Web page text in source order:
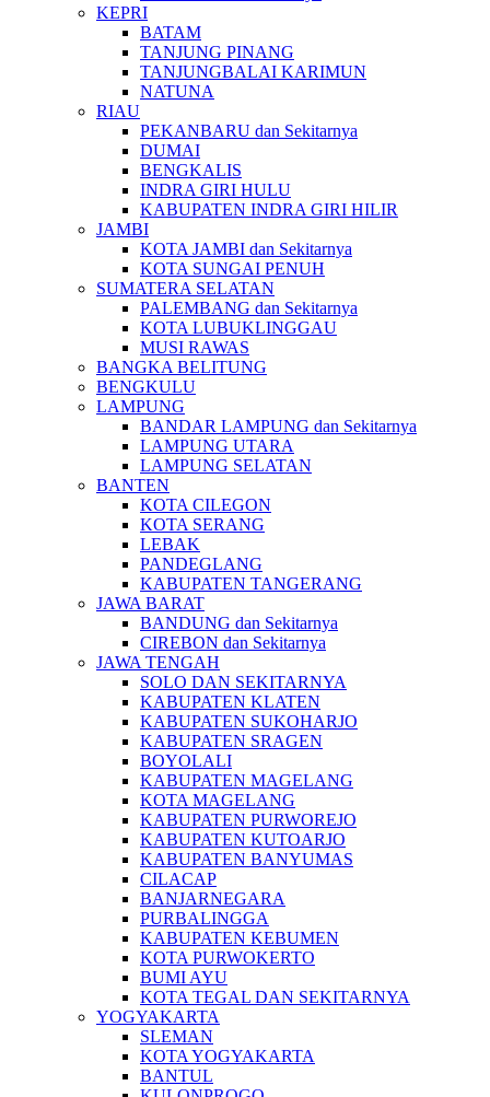
KEPRI
BATAM
TANJUNG PINANG
TANJUNGBALAI KARIMUN
NATUNA
RIAU
PEKANBARU dan Sekitarnya
DUMAI
BENGKALIS
INDRA GIRI HULU
KABUPATEN INDRA GIRI HILIR
JAMBI
KOTA JAMBI dan Sekitarnya
KOTA SUNGAI PENUH
SUMATERA SELATAN
PALEMBANG dan Sekitarnya
KOTA LUBUKLINGGAU
MUSI RAWAS
BANGKA BELITUNG
BENGKULU
LAMPUNG
BANDAR LAMPUNG dan Sekitarnya
LAMPUNG UTARA
LAMPUNG SELATAN
BANTEN
KOTA CILEGON
KOTA SERANG
LEBAK
PANDEGLANG
KABUPATEN TANGERANG
JAWA BARAT
BANDUNG dan Sekitarnya
CIREBON dan Sekitarnya
JAWA TENGAH
SOLO DAN SEKITARNYA
KABUPATEN KLATEN
KABUPATEN SUKOHARJO
KABUPATEN SRAGEN
BOYOLALI
KABUPATEN MAGELANG
KOTA MAGELANG
KABUPATEN PURWOREJO
KABUPATEN KUTOARJO
KABUPATEN BANYUMAS
CILACAP
BANJARNEGARA
PURBALINGGA
KABUPATEN KEBUMEN
KOTA PURWOKERTO
BUMI AYU
KOTA TEGAL DAN SEKITARNYA
YOGYAKARTA
SLEMAN
KOTA YOGYAKARTA
BANTUL